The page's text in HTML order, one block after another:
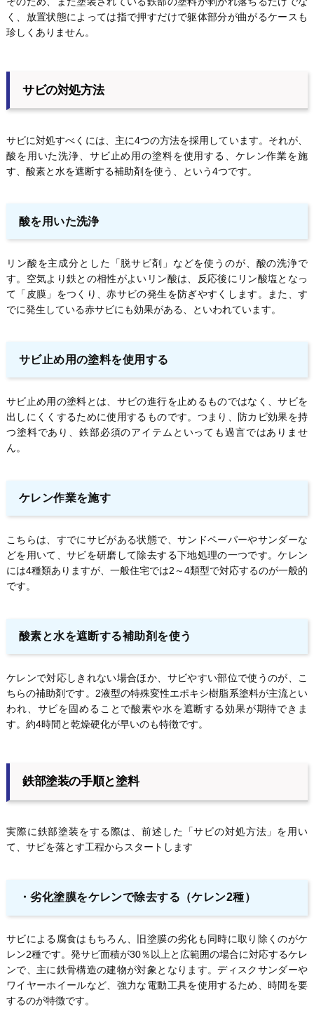
く、放置状態によっては指で押すだけで躯体部分が曲がるケースも
珍しくありません。
サビの対処方法
サビに対処すべくには、主に4つの方法を採用しています。それが、
酸を用いた洗浄、サビ止め用の塗料を使用する、ケレン作業を施
す、酸素と水を遮断する補助剤を使う、という4つです。
酸を用いた洗浄
リン酸を主成分とした「脱サビ剤」などを使うのが、酸の洗浄で
す。空気より鉄との相性がよいリン酸は、反応後にリン酸塩となっ
て「皮膜」をつくり、赤サビの発生を防ぎやすくします。また、す
でに発生している赤サビにも効果がある、といわれています。
サビ止め用の塗料を使用する
サビ止め用の塗料とは、サビの進行を止めるものではなく、サビを
出しにくくするために使用するものです。つまり、防カビ効果を持
つ塗料であり、鉄部必須のアイテムといっても過言ではありませ
ん。
ケレン作業を施す
こちらは、すでにサビがある状態で、サンドペーパーやサンダーな
どを用いて、サビを研磨して除去する下地処理の一つです。ケレン
には4種類ありますが、一般住宅では2～4類型で対応するのが一般的
です。
酸素と水を遮断する補助剤を使う
ケレンで対応しきれない場合ほか、サビやすい部位で使うのが、こ
ちらの補助剤です。2液型の特殊変性エポキシ樹脂系塗料が主流とい
われ、サビを固めることで酸素や水を遮断する効果が期待できま
す。約4時間と乾燥硬化が早いのも特徴です。
鉄部塗装の手順と塗料
実際に鉄部塗装をする際は、前述した「サビの対処方法」を用い
て、サビを落とす工程からスタートします
・劣化塗膜をケレンで除去する（ケレン2種）
サビによる腐食はもちろん、旧塗膜の劣化も同時に取り除くのがケ
レン2種です。発サビ面積が30％以上と広範囲の場合に対応するケレ
ンで、主に鉄骨構造の建物が対象となります。ディスクサンダーや
ワイヤーホイールなど、強力な電動工具を使用するため、時間を要
するのが特徴です。